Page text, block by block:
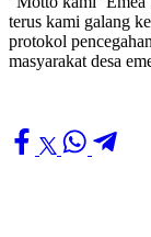
terus kami galang
protokol
masyarakat desa